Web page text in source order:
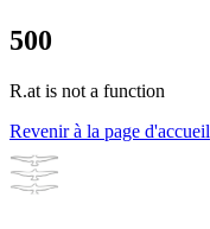
500
R.at is not a function
Revenir à la page d'accueil